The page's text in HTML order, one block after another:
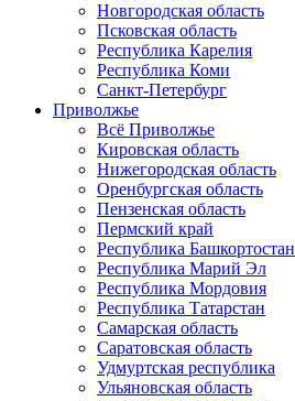
Новгородская область
Псковская область
Республика Карелия
Республика Коми
Санкт-Петербург
Приволжье
Всё Приволжье
Кировская область
Нижегородская область
Оренбургская область
Пензенская область
Пермский край
Республика Башкортостан
Республика Марий Эл
Республика Мордовия
Республика Татарстан
Самарская область
Саратовская область
Удмуртская республика
Ульяновская область